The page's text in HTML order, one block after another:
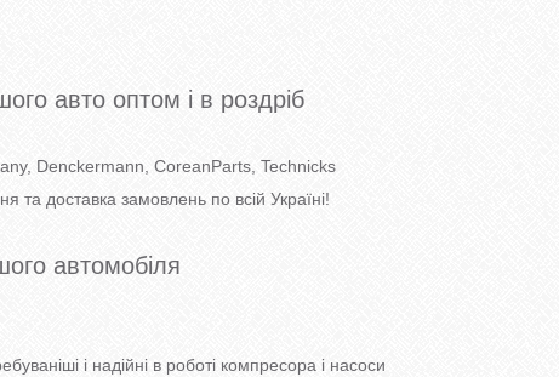
авто оптом і в роздріб
Denckermann, CoreanParts, Technicks
та доставка замовлень по всій Україні!
автомобіля
і надійні в роботі компресора і насоси